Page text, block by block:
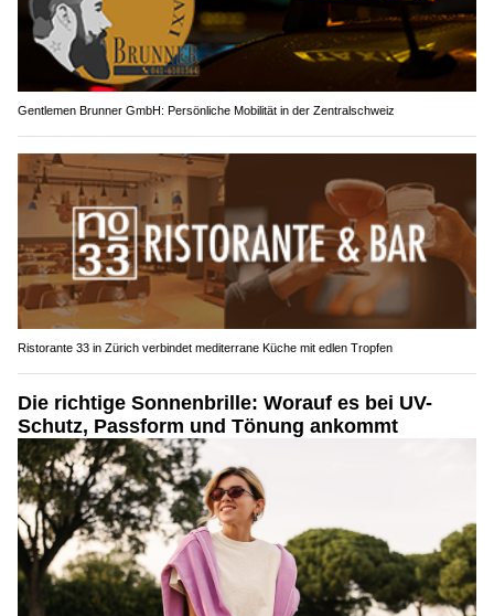
Gentlemen Brunner GmbH: Persönliche Mobilität in der Zentralschweiz
Ristorante 33 in Zürich verbindet mediterrane Küche mit edlen Tropfen
Die richtige Sonnenbrille: Worauf es bei UV-
Schutz, Passform und Tönung ankommt